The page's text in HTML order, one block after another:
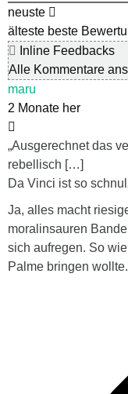
neuste
älteste beste
Inline Feedbacks
Alle Kommentare
maru
2 Monate her
„Ausgerechnet das
rebellisch […]
Da Vinci ist so
Ja, alles macht
moralinsauren
sich aufregen. So
Palme bringen wollte.